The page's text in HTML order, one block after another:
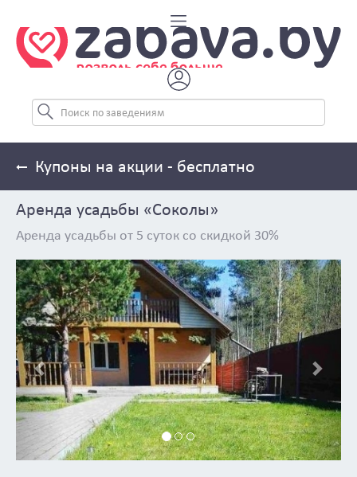
Купоны на акции - бесплатно
Аренда усадьбы «Соколы»
Аренда усадьбы от 5 суток со скидкой 30%
Previous Next